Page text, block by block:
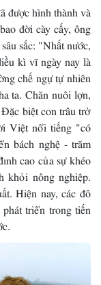
được hình thành và
đời cày cấy, ông
sắc: "Nhất nước,
kì vĩ ngày nay là
chế ngự tự nhiên
ta. Chăn nuôi lợn,
biệt con trâu trở
Việt nổi tiếng "có
bách nghệ - trăm
cao của sự khéo
khỏi nông nghiệp.
Hiện nay, các đô
triển trong tiến